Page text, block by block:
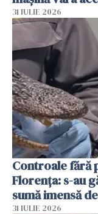
31 IULIE 2026
Controale fără
Florența: s-au
sumă imensă
31 IULIE 2026